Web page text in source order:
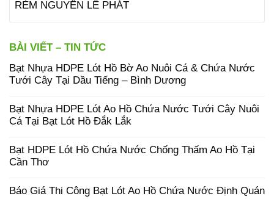
RÈM NGUYỄN LÊ PHÁT
BÀI VIẾT – TIN TỨC
Bạt Nhựa HDPE Lót Hồ Bờ Ao Nuôi Cá & Chứa Nước
Tưới Cây Tại Dầu Tiếng – Bình Dương
Bạt Nhựa HDPE Lót Ao Hồ Chứa Nước Tưới Cây Nuôi
Cá Tại Bạt Lót Hồ Đắk Lắk
Bạt HDPE Lót Hồ Chứa Nước Chống Thấm Ao Hồ Tại
Cần Thơ
Báo Giá Thi Công Bạt Lót Ao Hồ Chứa Nước Định Quán